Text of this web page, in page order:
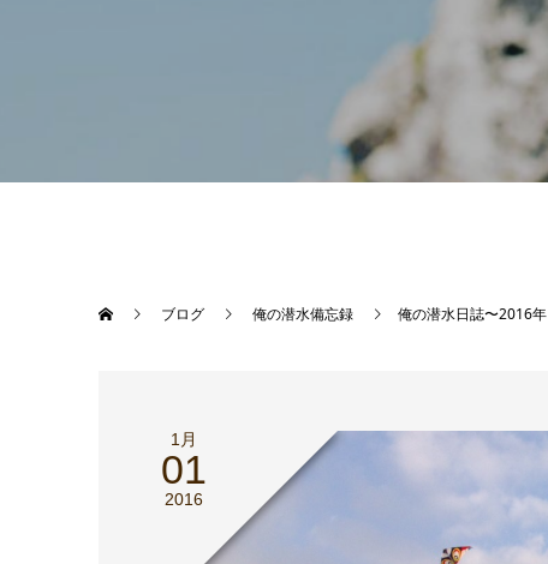
ブログ 俺の潜水備忘録 俺の潜水日誌〜2016年
1月
01
2016